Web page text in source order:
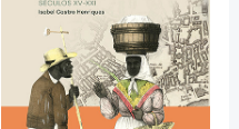
era:
12,00 €.
é:
10,80 €.